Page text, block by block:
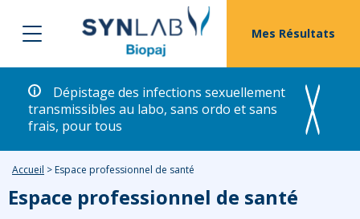
Mes Résultats
Dépistage des infections sexuellement
transmissibles au labo, sans ordo et sans
frais, pour tous
Accueil > Espace professionnel de santé
Espace professionnel de santé